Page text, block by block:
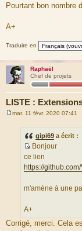
g
Pourtant bon nombre
A+
Traduire en
Raphaël
Chef de projets
LISTE :
mar. 11 févr. 2020 07:41
gipi69 a écrit :
S
o
r
e
u
Bonjour
ce lien
https://
m'amène à une
A+
Corrigé, merci. Cela